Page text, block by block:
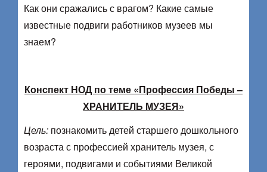
Как они сражались с врагом? Какие самые
известные подвиги работников музеев мы
знаем?
Конспект НОД по теме «Профессия Победы –
ХРАНИТЕЛЬ МУЗЕЯ»
Цель: познакомить детей старшего дошкольного
возраста с профессией хранитель музея, с
героями, подвигами и событиями Великой